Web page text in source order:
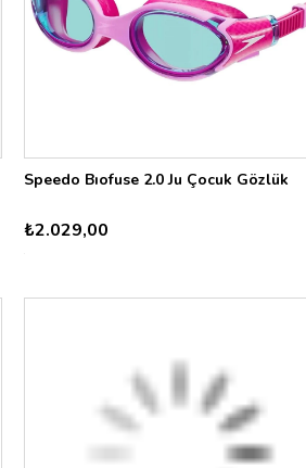
Speedo Bıofuse 2.0 Ju Çocuk Gözlük
₺2.029,00